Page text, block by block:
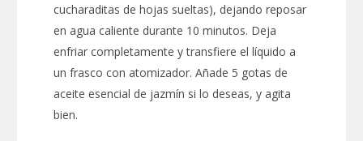
cucharaditas de hojas sueltas), dejando reposar
en agua caliente durante 10 minutos. Deja
enfriar completamente y transfiere el líquido a
un frasco con atomizador. Añade 5 gotas de
aceite esencial de jazmín si lo deseas, y agita
bien.